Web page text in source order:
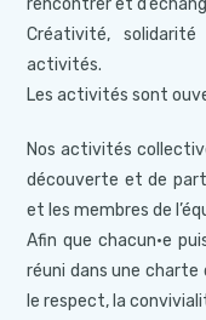
rencontrer et
Créativité,
activités.
Les activités sont
Nos activités
découverte et de
et les membres de
Afin que chacun·e
réuni dans une charte
le respect, la